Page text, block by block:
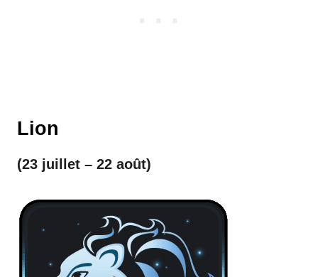
Lion
(23 juillet – 22 août)